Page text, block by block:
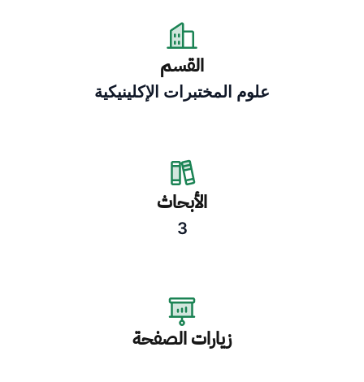
القسم
علوم المختبرات الإكلينيكية
الأبحاث
3
زيارات الصفحة